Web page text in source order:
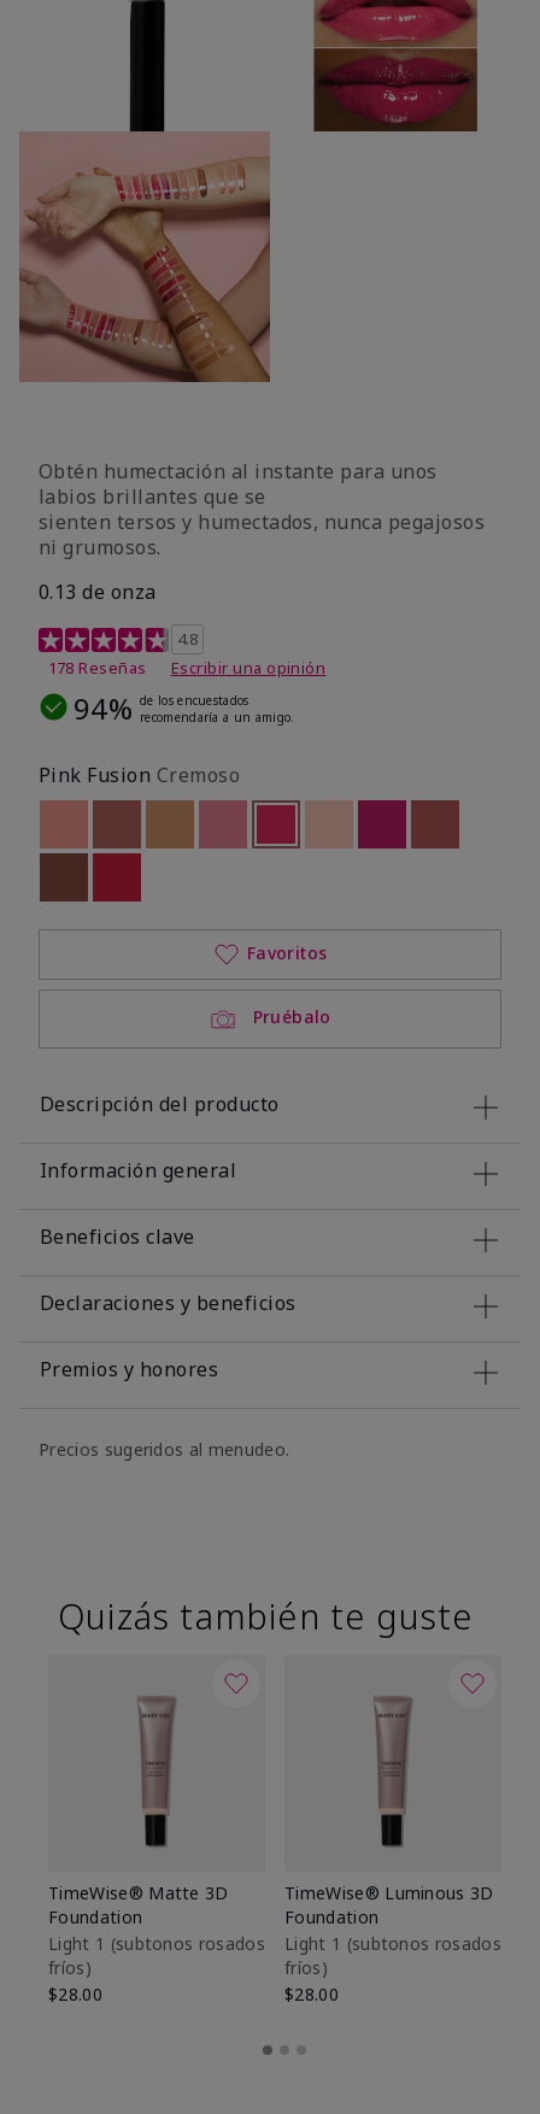
Obtén humectación al instante para unos
labios brillantes que se
sienten tersos y humectados, nunca pegajosos
ni grumosos.
0.13 de onza
Calificación de clientes de 4,8 de 5
4.8
178 Reseñas
Escribir una opinión
94% de los encuestados
recomendaría a un amigo.
Pink Fusion Cremoso
Out of stockOut of stockseleccionado
Out of stock
Pruébalo
Favoritos
Descripción del producto
Información general
Beneficios clave
Declaraciones y beneficios
Premios y honores
Precios sugeridos al menudeo.
Quizás también te guste
TimeWise® Matte 3D
Foundation
Light 1​ (subtonos rosados
fríos)
$28.00
TimeWise® Luminous 3D
Foundation
Light 1​ (subtonos rosados
fríos)
$28.00